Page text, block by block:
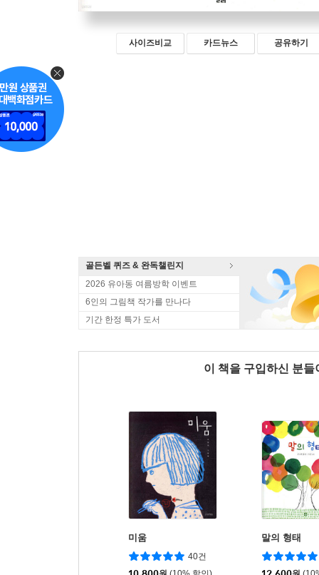
사이즈비교 카드뉴스 공유하기
골든벨 퀴즈 & 완독챌린지
2026 유아동 여름방학 이벤트
6인의 그림책 작가를 만나다
기간 한정 특가 도서
이 책을 구입하신 분
미움
40건
말의 형태